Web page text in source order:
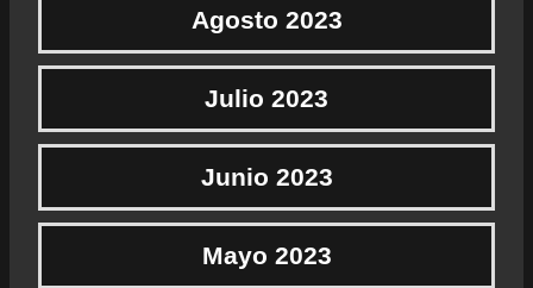
Agosto 2023
Julio 2023
Junio 2023
Mayo 2023